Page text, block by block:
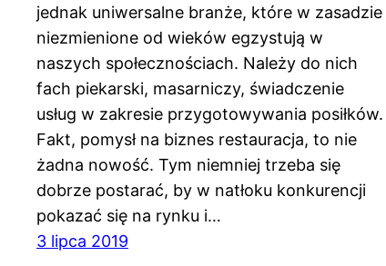
jednak uniwersalne branże, które w zasadzie
niezmienione od wieków egzystują w
naszych społecznościach. Należy do nich
fach piekarski, masarniczy, świadczenie
usług w zakresie przygotowywania posiłków.
Fakt, pomysł na biznes restauracja, to nie
żadna nowość. Tym niemniej trzeba się
dobrze postarać, by w natłoku konkurencji
pokazać się na rynku i…
3 lipca 2019